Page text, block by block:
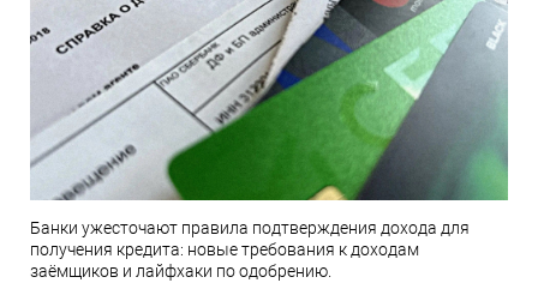
Банки ужесточают правила подтверждения дохода для
получения кредита: новые требования к доходам
заёмщиков и лайфхаки по одобрению.